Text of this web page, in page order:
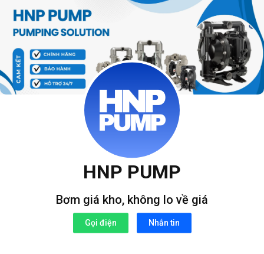
qua
dung
HNP PUMP
Bơm giá kho, không lo về giá
Gọi điện Nhắn tin